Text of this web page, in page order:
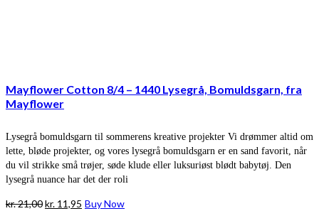
Mayflower Cotton 8/4 – 1440 Lysegrå, Bomuldsgarn, fra
Mayflower
Lysegrå bomuldsgarn til sommerens kreative projekter Vi drømmer altid om
lette, bløde projekter, og vores lysegrå bomuldsgarn er en sand favorit, når
du vil strikke små trøjer, søde klude eller luksuriøst blødt babytøj. Den
lysegrå nuance har det der roli
kr.21,00Den
kr. 11,95 Den
Buy Now